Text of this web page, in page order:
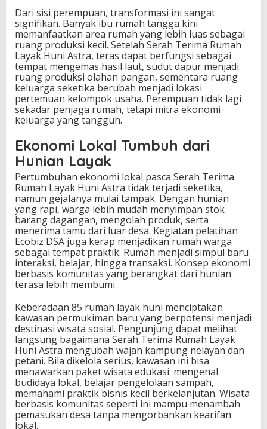
Dari sisi perempuan, transformasi ini sangat
signifikan. Banyak ibu rumah tangga kini
memanfaatkan area rumah yang lebih luas sebagai
ruang produksi kecil. Setelah Serah Terima Rumah
Layak Huni Astra, teras dapat berfungsi sebagai
tempat mengemas hasil laut, sudut dapur menjadi
ruang produksi olahan pangan, sementara ruang
keluarga seketika berubah menjadi lokasi
pertemuan kelompok usaha. Perempuan tidak lagi
sekadar penjaga rumah, tetapi mitra ekonomi
keluarga yang tangguh.
Ekonomi Lokal Tumbuh dari
Hunian Layak
Pertumbuhan ekonomi lokal pasca Serah Terima
Rumah Layak Huni Astra tidak terjadi seketika,
namun gejalanya mulai tampak. Dengan hunian
yang rapi, warga lebih mudah menyimpan stok
barang dagangan, mengolah produk, serta
menerima tamu dari luar desa. Kegiatan pelatihan
Ecobiz DSA juga kerap menjadikan rumah warga
sebagai tempat praktik. Rumah menjadi simpul baru
interaksi, belajar, hingga transaksi. Konsep ekonomi
berbasis komunitas yang berangkat dari hunian
terasa lebih membumi.
Keberadaan 85 rumah layak huni menciptakan
kawasan permukiman baru yang berpotensi menjadi
destinasi wisata sosial. Pengunjung dapat melihat
langsung bagaimana Serah Terima Rumah Layak
Huni Astra mengubah wajah kampung nelayan dan
petani. Bila dikelola serius, kawasan ini bisa
menawarkan paket wisata edukasi: mengenal
budidaya lokal, belajar pengelolaan sampah,
memahami praktik bisnis kecil berkelanjutan. Wisata
berbasis komunitas seperti ini mampu menambah
pemasukan desa tanpa mengorbankan kearifan
lokal.